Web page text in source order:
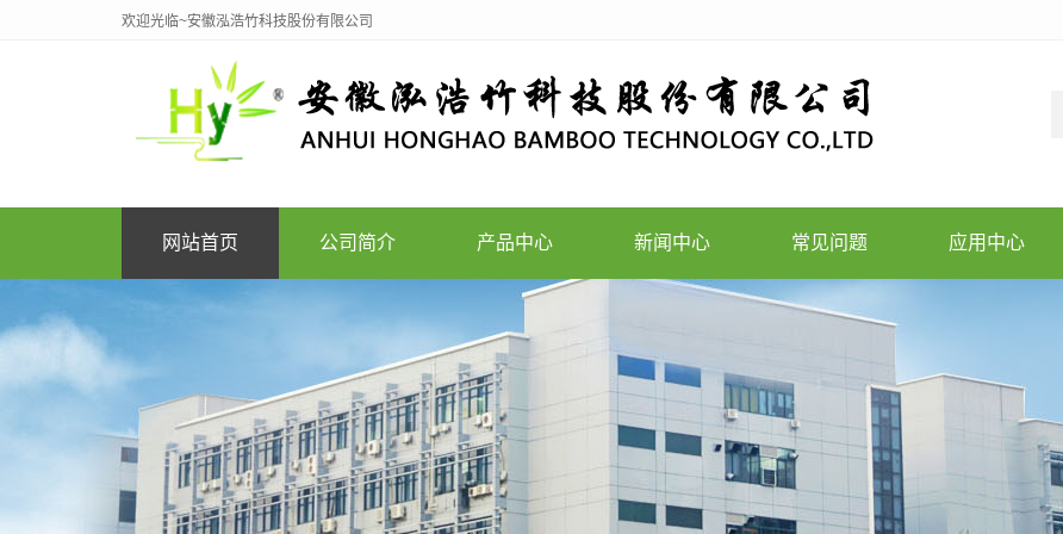
欢迎光临~安徽泓浩竹科技股份有限公司
网站首页 公司简介 产品中心 新闻中心 常见问题 应用中心